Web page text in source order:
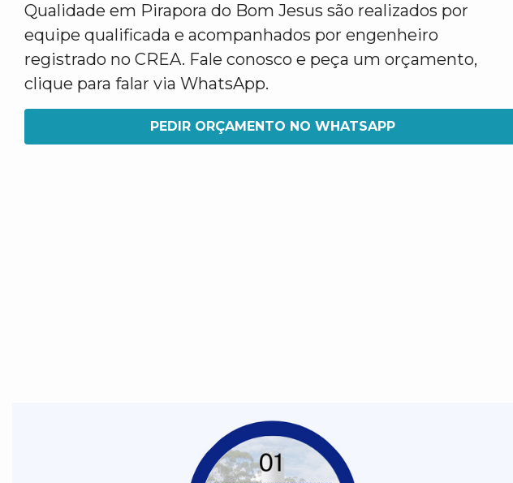
Qualidade em Pirapora do Bom Jesus são realizados por
equipe qualificada e acompanhados por engenheiro
registrado no CREA. Fale conosco e peça um orçamento,
clique para falar via WhatsApp.
PEDIR ORÇAMENTO NO WHATSAPP